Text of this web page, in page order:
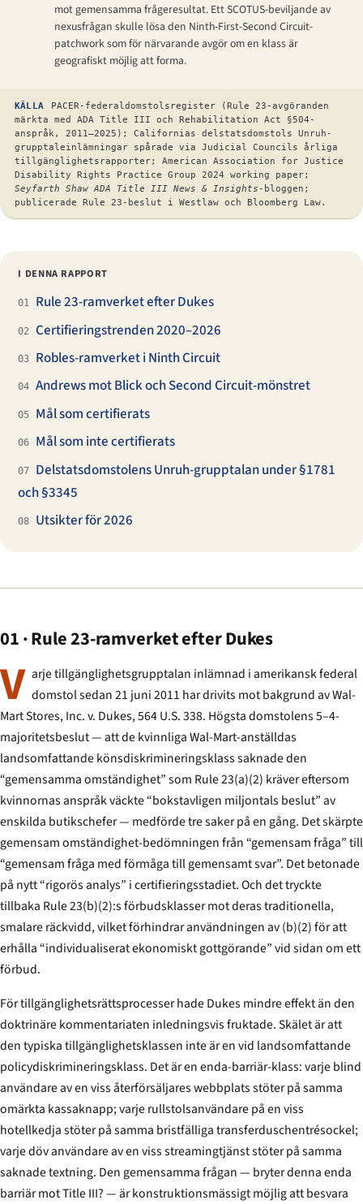
mot gemensamma frågeresultat. Ett SCOTUS-beviljande av
nexusfrågan skulle lösa den Ninth-First-Second Circuit-
patchwork som för närvarande avgör om en klass är
geografiskt möjlig att forma.
KÄLLA
PACER-federaldomstolsregister (Rule 23-avgöranden
märkta med ADA Title III och Rehabilitation Act §504-
anspråk, 2011–2025); Californias delstatsdomstols Unruh-
grupptale­inlämningar spårade via Judicial Councils årliga
tillgänglighetsrapporter; American Association for Justice
Disability Rights Practice Group 2024 working paper;
Seyfarth Shaw ADA Title III News & Insights -bloggen;
publicerade Rule 23-beslut i Westlaw och Bloomberg Law.
I DENNA RAPPORT
01 Rule 23-ramverket efter Dukes
02 Certifieringstrenden 2020–2026
03 Robles-ramverket i Ninth Circuit
04 Andrews mot Blick och Second Circuit-mönstret
05 Mål som certifierats
06 Mål som inte certifierats
07 Delstatsdomstolens Unruh-grupptalan under §1781
och §3345
08 Utsikter för 2026
01 · Rule 23-ramverket efter Dukes
V arje tillgänglighets­grupptalan inlämnad i amerikansk federal
domstol sedan 21 juni 2011 har drivits mot bakgrund avWal-
Mart Stores, Inc. v. Dukes, 564 U.S. 338. Högsta domstolens 5–4-
majoritetsbeslut — att de kvinnliga Wal-Mart-anställdas
landsomfattande könsdiskriminerings­klass saknade den
“gemensamma omständighet” som Rule 23(a)(2) kräver eftersom
kvinnornas anspråk väckte “bokstavligen miljontals beslut” av
enskilda butikschefer — medförde tre saker på en gång. Det skärpte
gemensam omständighet-bedömningen från “gemensam fråga” till
“gemensam fråga med förmåga till gemensamt svar”. Det betonade
på nytt “rigorös analys” i certifieringsstadiet. Och det tryckte
tillbaka Rule 23(b)(2):s förbuds­klasser mot deras traditionella,
smalare räckvidd, vilket förhindrar användningen av (b)(2) för att
erhålla “individualiserat ekonomiskt gottgörande” vid sidan om ett
förbud.
För tillgänglighetsrättsprocesser hadeDukes mindre effekt än den
doktrinäre kommentariaten inledningsvis fruktade. Skälet är att
den typiska tillgänglighetsklassen inte är en vid landsomfattande
policy­diskriminerings­klass. Det är en enda-barriär-klass: varje blind
användare av en viss återförsäljares webbplats stöter på samma
omärkta kassaknapp; varje rullstolsanvändare på en viss
hotellkedja stöter på samma bristfälliga transfer­duschentrésockel;
varje döv användare av en viss streamingtjänst stöter på samma
saknade textning. Den gemensamma frågan — bryter denna enda
barriär mot Title III? — är konstruktionsmässigt möjlig att besvara